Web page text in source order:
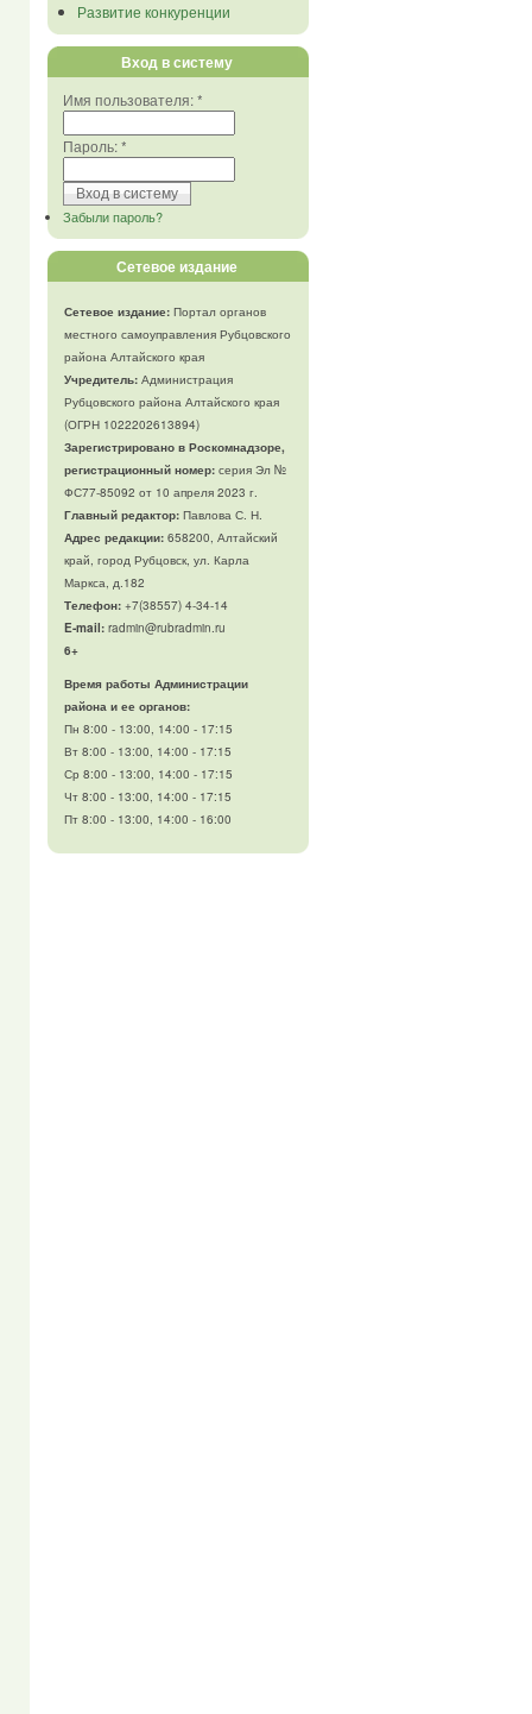
Развитие конкуренции
Вход в систему
Имя пользователя:*
Пароль:*
Забыли пароль?
Сетевое издание
Сетевое издание:Портал органов
местного самоуправления Рубцовского
района Алтайского края
Учредитель:Администрация
Рубцовского района Алтайского края
(ОГРН 1022202613894)
Зарегистрировано в Роскомнадзоре,
регистрационный номер:серия Эл №
ФС77-85092 от 10 апреля 2023 г.
Главный редактор:Павлова С. Н.
Адрес редакции:658200, Алтайский
край, город Рубцовск, ул. Карла
Маркса, д.182
Телефон:+7(38557) 4-34-14
E-mail:radmin@rubradmin.ru
6+
Время работы Администрации
района и ее органов:
Пн 8:00 - 13:00, 14:00 - 17:15
Вт 8:00 - 13:00, 14:00 - 17:15
Ср 8:00 - 13:00, 14:00 - 17:15
Чт 8:00 - 13:00, 14:00 - 17:15
Пт 8:00 - 13:00, 14:00 - 16:00